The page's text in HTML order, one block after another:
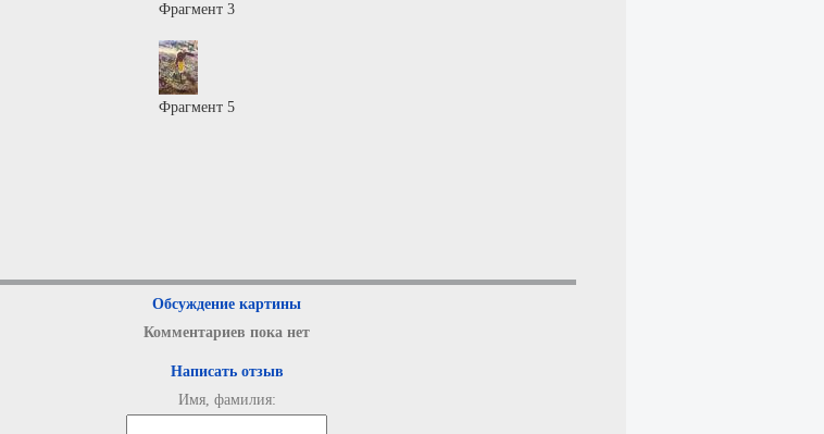
Фрагмент 3
Фрагмент 5
Обсуждение картины
Комментариев пока нет
Написать отзыв
Имя, фамилия: